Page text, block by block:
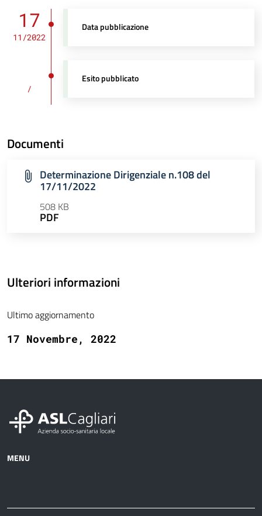
17
11/2022
Data pubblicazione
/
Esito pubblicato
Documenti
Determinazione Dirigenziale n.108 del
17/11/2022
508 KB
PDF
Ulteriori informazioni
Ultimo aggiornamento
17 Novembre, 2022
MENU
fare